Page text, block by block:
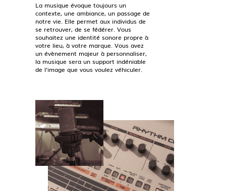
La musique évoque toujours un
contexte, une ambiance, un passage de
notre vie. Elle permet aux individus de
se retrouver, de se fédérer. Vous
souhaitez une identité sonore propre à
votre lieu, à votre marque. Vous avez
un évènement majeur à personnaliser,
la musique sera un support indéniable
de l’image que vous voulez véhiculer.